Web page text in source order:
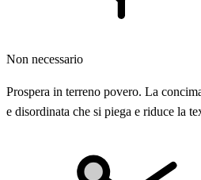
Non necessario
Prospera in terreno povero. La
e disordinata che si piega e riduce la